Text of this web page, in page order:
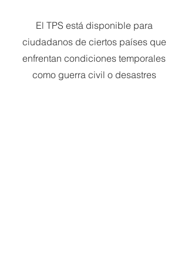
El TPS está disponible para
ciudadanos de ciertos países que
enfrentan condiciones temporales
como guerra civil o desastres